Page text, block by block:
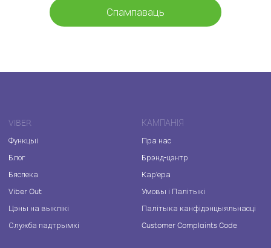
Спампаваць
VIBER
Функцыі
Блог
Бяспека
Viber Out
Цэны на выклікі
Служба падтрымкі
КАМПАНІЯ
Пра нас
Брэнд-цэнтр
Кар'ера
Умовы і Палітыкі
Палітыка канфідэнцыяльнасці
Customer Complaints Code